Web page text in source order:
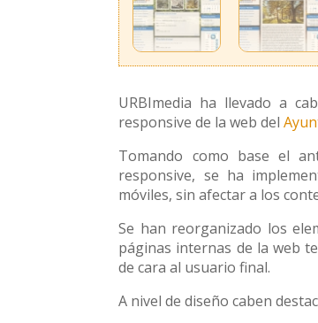
URBImedia ha llevado a
responsive de la web del
Tomando como base el
responsive, se ha
móviles, sin afectar a los
Se han reorganizado los
páginas internas de la web
de cara al usuario final.
A nivel de diseño caben